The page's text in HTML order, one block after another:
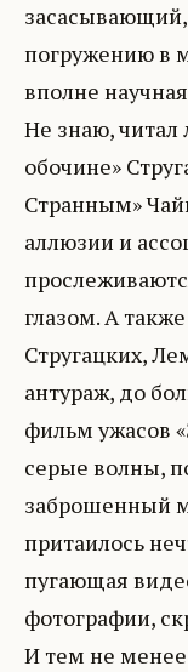
погружению в
вполне
Не знаю,
обочине»
Странным»
аллюзии и
глазом. А
Стругацких,
антураж, до
фильм ужасов
серые волны,
заброшенный
притаилось
пугающая
фотографии,
И тем не менее